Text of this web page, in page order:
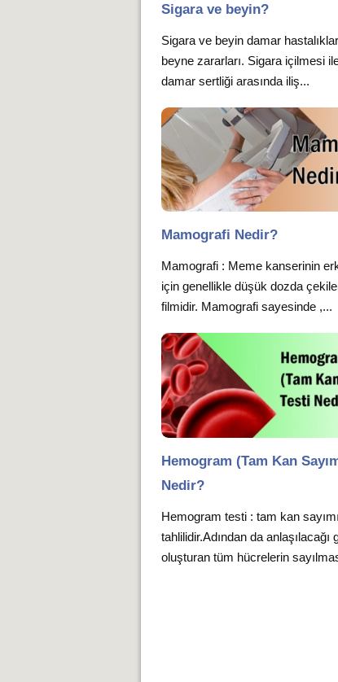
Sigara ve beyin?
Sigara ve beyin damar
beyne zararları. Sigara içilmesi
damar sertliği arasında iliş...
Mamografi Nedir?
Mamografi : Meme kanserinin
için genellikle düşük dozda
filmidir. Mamografi sayesinde ,...
Hemogram (Tam Kan
Nedir?
Hemogram testi : tam kan sayımı
tahlilidir.Adından da anlaşılacağı
oluşturan tüm hücrelerin